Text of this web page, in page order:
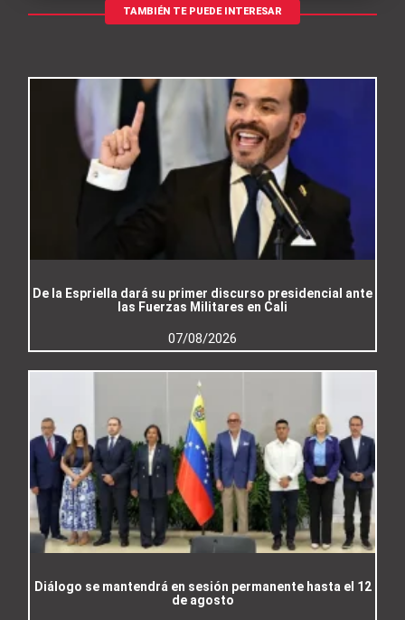
TAMBIÉN TE PUEDE INTERESAR
De la Espriella dará su primer discurso presidencial ante
las Fuerzas Militares en Cali
07/08/2026
Diálogo se mantendrá en sesión permanente hasta el 12
de agosto